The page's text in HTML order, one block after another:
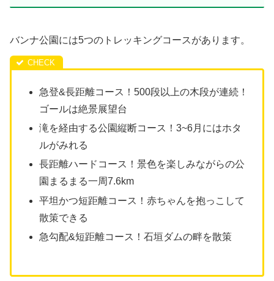
バンナ公園には5つのトレッキングコースがあります。
急登&長距離コース！500段以上の木段が連続！
ゴールは絶景展望台
滝を経由する公園縦断コース！3~6月にはホタ
ルがみれる
長距離ハードコース！景色を楽しみながらの公
園まるまる一周7.6km
平坦かつ短距離コース！赤ちゃんを抱っこして
散策できる
急勾配&短距離コース！石垣ダムの畔を散策